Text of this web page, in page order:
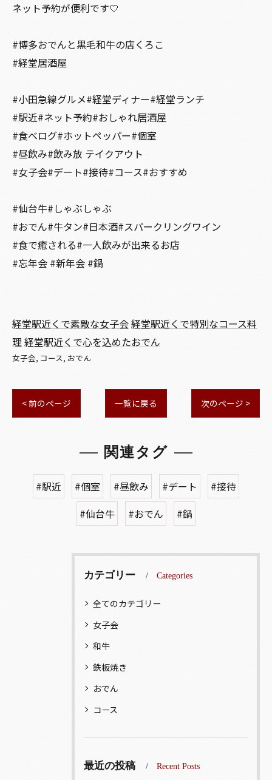
ネット予約が便利です🤍
#博多おでんと黒毛和牛の店くろこ
#経堂居酒屋
#小田急線グルメ#経堂ディナー#経堂ランチ
#駅近#ネット予約#おしゃれ居酒屋
#食べログ#ホットペッパー#個室
#昼飲み#飲み放 テイクアウト
#女子会#デート#接待#コース#おすすめ
#仙台牛#しゃぶしゃぶ
#おでん#牛タン#日本酒#スパークリングワイン
#食で癒される#一人飲みが出来るお店
#忘年会 #新年会 #鍋
経堂駅近くで素敵な女子会経堂駅近くで特別なコース料
理経堂駅近くで心を込めたおでん
女子会 コース おでん
< 前のページ 一覧に戻る 次のページ >
関連タグ
#駅近 #個室 #昼飲み #デート
#接待
#仙台牛
#おでん #鍋
カテゴリー Categories
全てのカテゴリー
女子会
和牛
鉄板焼き
おでん
コース
最近の投稿 Recent Posts